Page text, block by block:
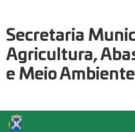
Secretaria
Agricultura,
e Meio Ambiente